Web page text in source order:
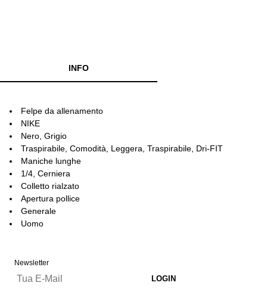
INFO
Felpe da allenamento
NIKE
Nero, Grigio
Traspirabile, Comodità, Leggera, Traspirabile, Dri-FIT
Maniche lunghe
1/4, Cerniera
Colletto rialzato
Apertura pollice
Generale
Uomo
Newsletter